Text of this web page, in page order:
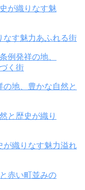
なす魅力あふれる街
地、豊かな自然と
が織りなす魅力溢れ